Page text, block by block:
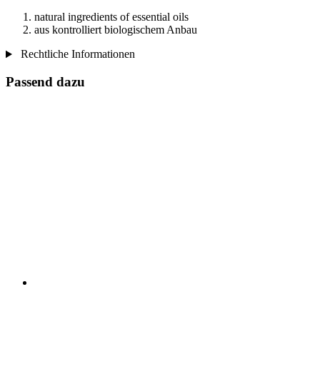
natural ingredients of essential oils
aus kontrolliert biologischem Anbau
Rechtliche Informationen
Passend dazu